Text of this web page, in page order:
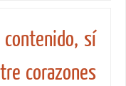
sí
corazones